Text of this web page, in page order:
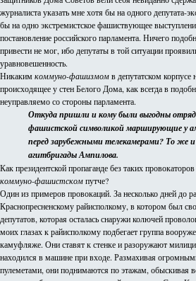
журналиста указать мне хотя бы на одного депутата-
бы на одно экстремистское фашиствующее
постановление российского парламента. Ничего
привести не мог, ибо депутаты в той ситуации
уравновешенность.
Никакимкоммуно-фашизмомв депутатском
происходящее у стен Белого Дома, как всегда в
неуправляемо со стороны парламента.
Откуда пришли и кому были выгодны
фашистской символикой марширующие у
перед зарубежными телекамерами? То же
агитбригады Ампилова.
Как президентской пропаганде без таких
коммуно-фашистскомпутче?
Один из примеров провокаций. За несколько дней до
Краснопресненскому райисполкому, в котором был
депутатов, которая осталась снаружи колючей
моих глазах к райисполкому подбегает группа
камуфляже. Они ставят к стенке и разоружают
находился в машине при входе. Размахивая
пулеметами, они поднимаются по этажам, обыскивая